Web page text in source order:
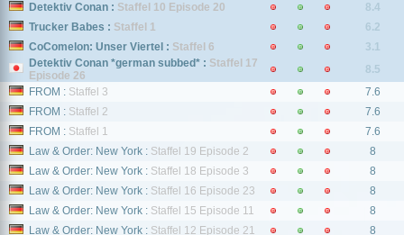
Detektiv Conan : Staffel 10 Episode 20
8.4
Trucker Babes : Staffel 1
6.2
CoComelon: Unser Viertel : Staffel 6
3.1
Detektiv Conan *german subbed* : Staffel 17
Episode 26
8.5
FROM : Staffel 3
7.6
FROM : Staffel 2
7.6
FROM : Staffel 1
7.6
Law & Order: New York : Staffel 19 Episode 2
8
Law & Order: New York : Staffel 18 Episode 3
8
Law & Order: New York : Staffel 16 Episode 23
8
Law & Order: New York : Staffel 15 Episode 11
8
Law & Order: New York : Staffel 12 Episode 21 8